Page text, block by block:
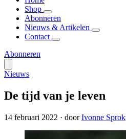
Shop
Abonneren
Nieuws & Artikelen
Contact
Abonneren
Nieuws
De tijd van je leven
14 februari 2022 · doorIvonne Sprok